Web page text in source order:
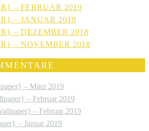
– FEBRUAR 2019
– JANUAR 2019
– DEZEMBER 2018
– NOVEMBER 2018
– März 2019
– Februar 2019
– Februar 2019
– Januar 2019